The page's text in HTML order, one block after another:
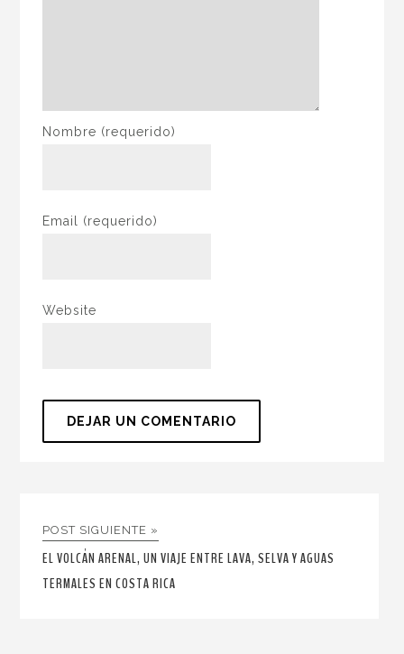
Nombre (requerido)
Email (requerido)
Website
POST SIGUIENTE »
EL VOLCÁN ARENAL, UN VIAJE ENTRE LAVA, SELVA Y AGUAS
TERMALES EN COSTA RICA